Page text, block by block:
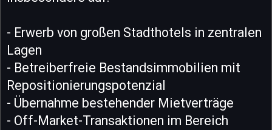
- Erwerb von großen Stadthotels in zentralen
Lagen
- Betreiberfreie Bestandsimmobilien mit
Repositionierungspotenzial
- Übernahme bestehender Mietverträge
- Off-Market-Transaktionen im Bereich